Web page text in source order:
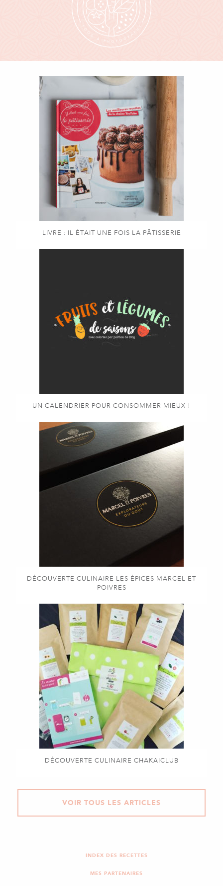
LIVRE : IL ÉTAIT UNE FOIS LA PÂTISSERIE
UN CALENDRIER POUR CONSOMMER MIEUX !
DÉCOUVERTE CULINAIRE LES ÉPICES MARCEL ET
POIVRES
DÉCOUVERTE CULINAIRE CHAKAICLUB
VOIR TOUS LES ARTICLES
INDEX DES RECETTES
MES PARTENAIRES